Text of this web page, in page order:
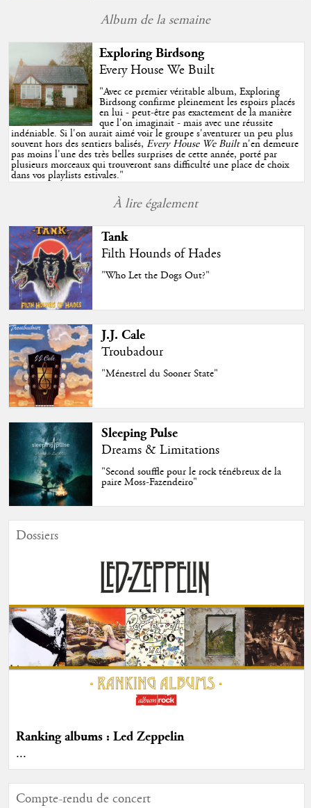
Album de la semaine
Exploring Birdsong
Every House We Built
"Avec ce premier véritable album, Exploring
Birdsong confirme pleinement les espoirs placés
en lui - peut-être pas exactement de la manière
que l'on imaginait - mais avec une réussite
indéniable. Si l'on aurait aimé voir le groupe s'aventurer un peu plus
souvent hors des sentiers balisés,Every House We Builtn'en demeure
pas moins l'une des très belles surprises de cette année, porté par
plusieurs morceaux qui trouveront sans difficulté une place de choix
dans vos playlists estivales."
À lire également
Tank
Filth Hounds of Hades
"Who Let the Dogs Out?"
J.J. Cale
Troubadour
"Ménestrel du Sooner State"
Sleeping Pulse
Dreams & Limitations
"Second souffle pour le rock ténébreux de la
paire Moss-Fazendeiro"
Dossiers
Ranking albums : Led Zeppelin
...
Compte-rendu de concert